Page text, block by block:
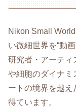
Nikon Small
い微細世界を“動
研究者・アーティ
や細胞のダイナミ
ートの境界を越え
得ています。